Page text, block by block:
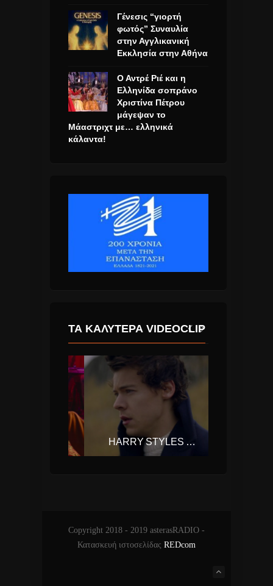
Γένεσις “γιορτή
φωτός” Συναυλία
στην Αγγλικανική
Εκκλησία στην Αθήνα
Ο Αντρέ Ριέ και η
Ελληνίδα σοπράνο
Χριστίνα Πέτρου
μάγεψαν το
Μάαστριχτ με… ελληνικά
κάλαντα!
ΤΑ ΚΑΛΎΤΕΡΑ VIDEOCLIP
HARRY STYLES – SIGN OF THE TIMES
Copyright 2018 - 2019 asterasRADIO -
Κατασκευή ιστοσελίδας REDcom